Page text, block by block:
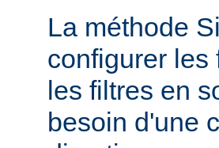
La méthode
configurer les
les filtres en
besoin d'une